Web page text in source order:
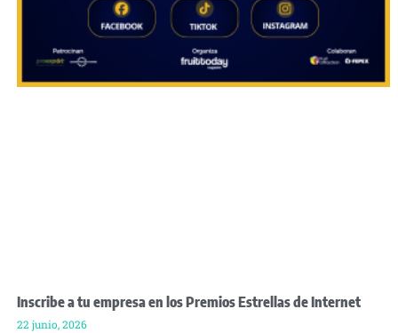
Inscribe a tu empresa en los Premios Estrellas de Internet
22 junio, 2026